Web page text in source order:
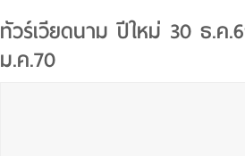
ทัวร์เวียดนาม ปีใหม่ 30 ธ.ค
ม.ค.70